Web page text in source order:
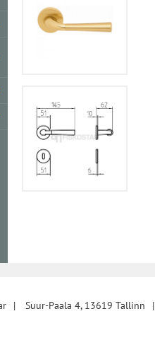
| Suur-Paala 4, 13619 Tallinn |